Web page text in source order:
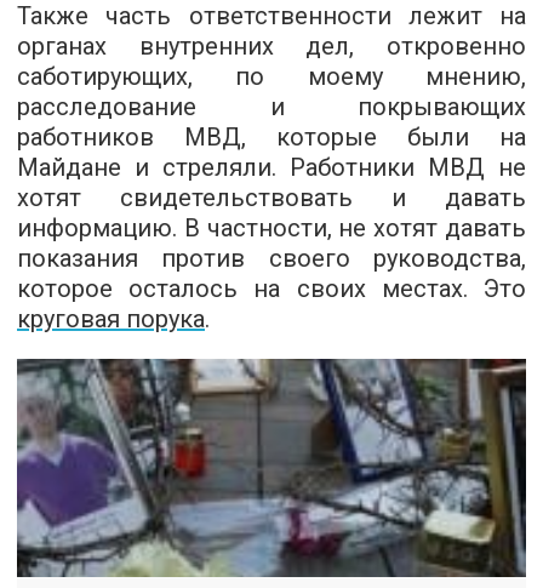
Также часть ответственности лежит на
органах внутренних дел, откровенно
саботирующих, по моему мнению,
расследование и покрывающих
работников МВД, которые были на
Майдане и стреляли. Работники МВД не
хотят свидетельствовать и давать
информацию. В частности, не хотят давать
показания против своего руководства,
которое осталось на своих местах. Это
круговая порука.